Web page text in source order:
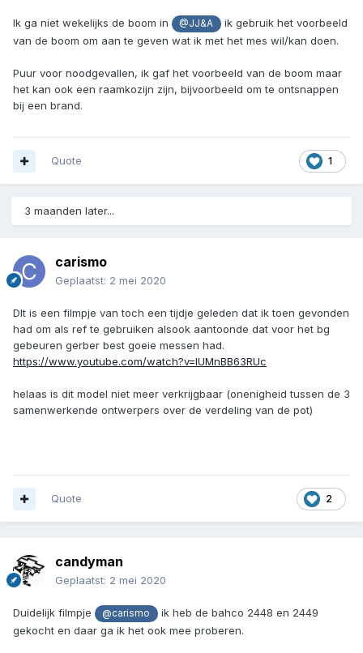
Ik ga niet wekelijks de boom in @JJ&A
ik gebruik het voorbeeld
van de boom om aan te geven wat ik met het mes wil/kan doen.
Puur voor noodgevallen, ik gaf het voorbeeld van de boom maar
het kan ook een raamkozijn zijn, bijvoorbeeld om te ontsnappen
bij een brand.
1
Quote
3 maanden later...
carismo
Geplaatst: 2 mei 2020
DIt is een filmpje van toch een tijdje geleden dat ik toen gevonden
had om als ref te gebruiken alsook aantoonde dat voor het bg
gebeuren gerber best goeie messen had.
https://www.youtube.com/watch?v=lUMnBB63RUc
helaas is dit model niet meer verkrijgbaar (onenigheid tussen de 3
samenwerkende ontwerpers over de verdeling van de pot)
2
Quote
candyman
Geplaatst: 2 mei 2020
Duidelijk filmpje @carismo
ik heb de bahco 2448 en 2449
gekocht en daar ga ik het ook mee proberen.